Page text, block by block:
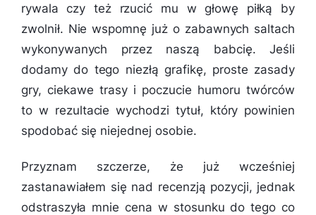
rywala czy też rzucić mu w głowę piłką by
zwolnił. Nie wspomnę już o zabawnych saltach
wykonywanych przez naszą babcię. Jeśli
dodamy do tego niezłą grafikę, proste zasady
gry, ciekawe trasy i poczucie humoru twórców
to w rezultacie wychodzi tytuł, który powinien
spodobać się niejednej osobie.
Przyznam szczerze, że już wcześniej
zastanawiałem się nad recenzją pozycji, jednak
odstraszyła mnie cena w stosunku do tego co